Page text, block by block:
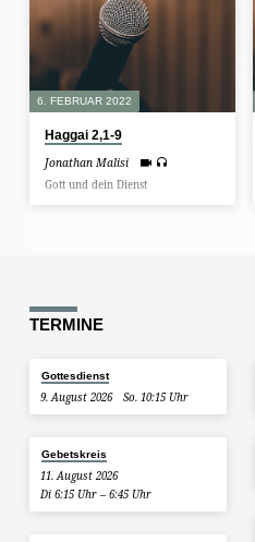
6. FEBRUAR 2022
Haggai 2,1-9
Jonathan Malisi
Gott und dein Dienst
TERMINE
Gottesdienst
9. August 2026 So. 10:15 Uhr
Gebetskreis
11. August 2026
Di 6:15 Uhr – 6:45 Uhr